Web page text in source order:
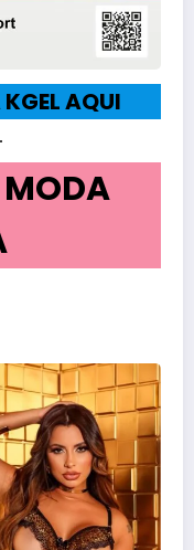
AQUI
MODA